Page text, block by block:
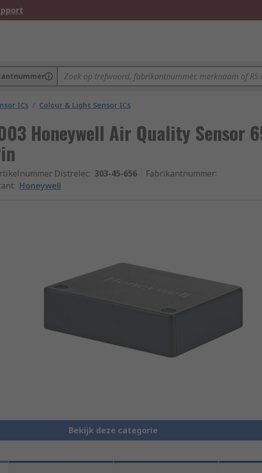
ICs / Colour & Light Sensor ICs
Honeywell Air Quality Sensor
Distrelec: 303-45-656 Fabrikantnummer:
: Honeywell
Bekijk deze categorie